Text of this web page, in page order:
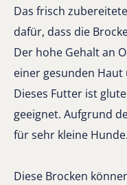
Das frisch
dafür, dass die
Der hohe Gehalt an
einer gesunden Haut
Dieses Futter ist
geeignet. Aufgrund
für sehr kleine Hunde.
Diese Brocken